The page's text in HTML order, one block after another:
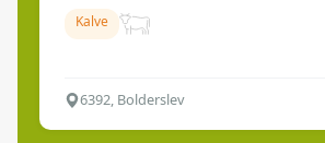
Kalve
6392, Bolderslev